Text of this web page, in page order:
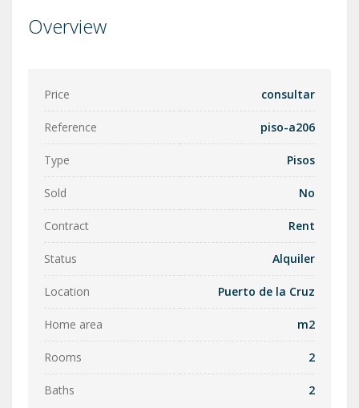
Overview
Price consultar
Reference piso-a206
Type Pisos
Sold No
Contract Rent
Status Alquiler
Location Puerto de la Cruz
Home area m2
Rooms 2
Baths 2